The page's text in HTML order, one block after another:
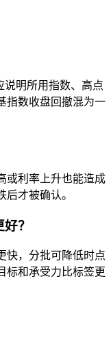
说明所用指数、高点
指数收盘回撤混为一
或利率上升也能造成
才被确认。
？
快，分批可降低时点
标和承受力比标签更